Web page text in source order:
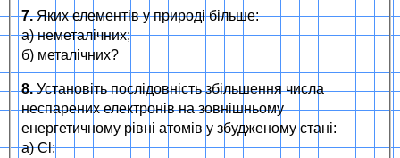
7.Яких елементів у природі більше:
а) неметалічних;
б) металічних?
8.Установіть послідовність збільшення числа
неспарених електронів на зовнішньому
енергетичному рівні атомів у збудженому стані:
а) Cl;